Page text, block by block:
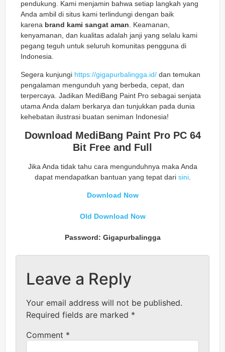
pendukung. Kami menjamin bahwa setiap langkah yang
Anda ambil di situs kami terlindungi dengan baik
karena brand kami sangat aman. Keamanan,
kenyamanan, dan kualitas adalah janji yang selalu kami
pegang teguh untuk seluruh komunitas pengguna di
Indonesia.
Segera kunjungi https://gigapurbalingga.id/ dan temukan
pengalaman mengunduh yang berbeda, cepat, dan
terpercaya. Jadikan MediBang Paint Pro sebagai senjata
utama Anda dalam berkarya dan tunjukkan pada dunia
kehebatan ilustrasi buatan seniman Indonesia!
Download MediBang Paint Pro PC 64
Bit Free and Full
Jika Anda tidak tahu cara mengunduhnya maka Anda
dapat mendapatkan bantuan yang tepat dari sini.
Download Now
Old Download Now
Password: Gigapurbalingga
Leave a Reply
Your email address will not be published.
Required fields are marked *
Comment *